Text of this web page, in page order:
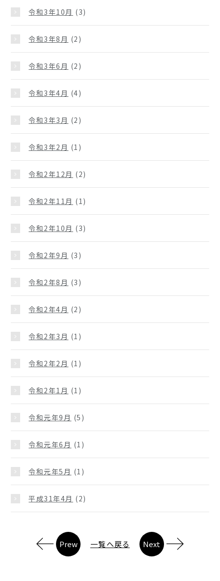
令和3年10月 (3)
令和3年8月 (2)
令和3年6月 (2)
令和3年4月 (4)
令和3年3月 (2)
令和3年2月 (1)
令和2年12月 (2)
令和2年11月 (1)
令和2年10月 (3)
令和2年9月 (3)
令和2年8月 (3)
令和2年4月 (2)
令和2年3月 (1)
令和2年2月 (1)
令和2年1月 (1)
令和元年9月 (5)
令和元年6月 (1)
令和元年5月 (1)
平成31年4月 (2)
Prew 一覧へ戻る Next